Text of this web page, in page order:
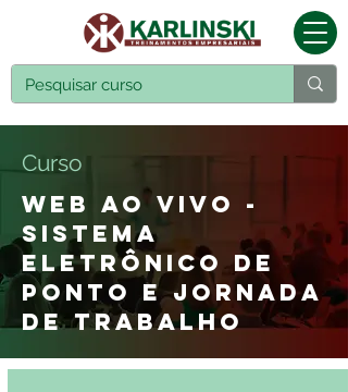
Curso
WEB AO VIVO -
SISTEMA
ELETRÔNICO DE
PONTO E JORNADA
DE TRABALHO